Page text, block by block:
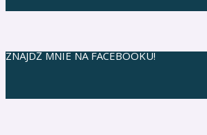
ZNAJDŹ MNIE NA FACEBOOKU!